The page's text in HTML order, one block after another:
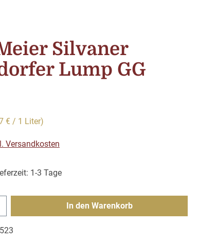
Silvaner
Lump GG
€ / 1 Liter)
Versandkosten
1-3 Tage
Gib den gewünschten Wert ein
In den Warenkorb